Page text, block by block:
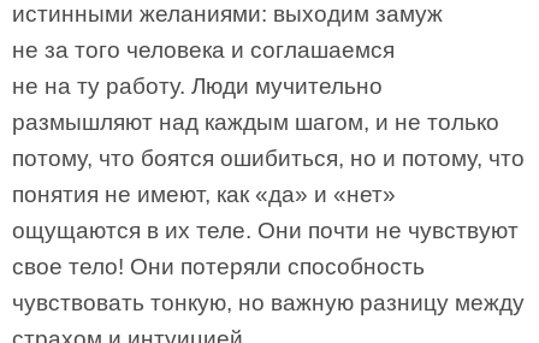
истинными желаниями: выходим замуж
не за того человека и соглашаемся
не на ту работу. Люди мучительно
размышляют над каждым шагом, и не только
потому, что боятся ошибиться, но и потому, что
понятия не имеют, как «да» и «нет»
ощущаются в их теле. Они почти не чувствуют
свое тело! Они потеряли способность
чувствовать тонкую, но важную разницу между